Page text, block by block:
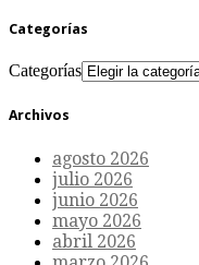
Categorías
Categorías
Archivos
agosto 2026
julio 2026
junio 2026
mayo 2026
abril 2026